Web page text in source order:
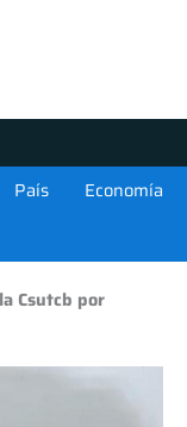
País
Economía
Csutcb por